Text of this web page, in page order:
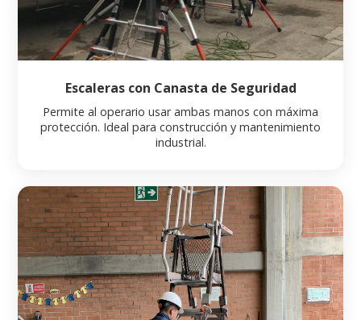
Escaleras con Canasta de Seguridad
Permite al operario usar ambas manos con máxima
protección. Ideal para construcción y mantenimiento
industrial.